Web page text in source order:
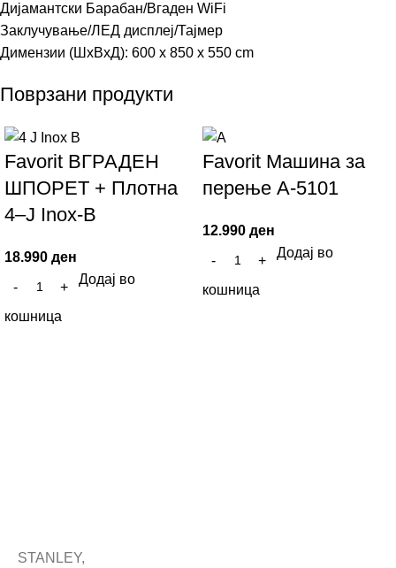
Дијамантски Барабан/Вгаден WiFi
Заклучување/ЛЕД дисплеј/Тајмер
Димензии (ШхВхД): 600 х 850 х 550 cm
Поврзани продукти
Favorit ВГРАДЕН
ШПОРЕТ + Плотна
4–J Inox-B
18.990 ден
Додај во
кошница
Favorit Машина за
перење A-5101
12.990 ден
Додај во
кошница
STANLEY,